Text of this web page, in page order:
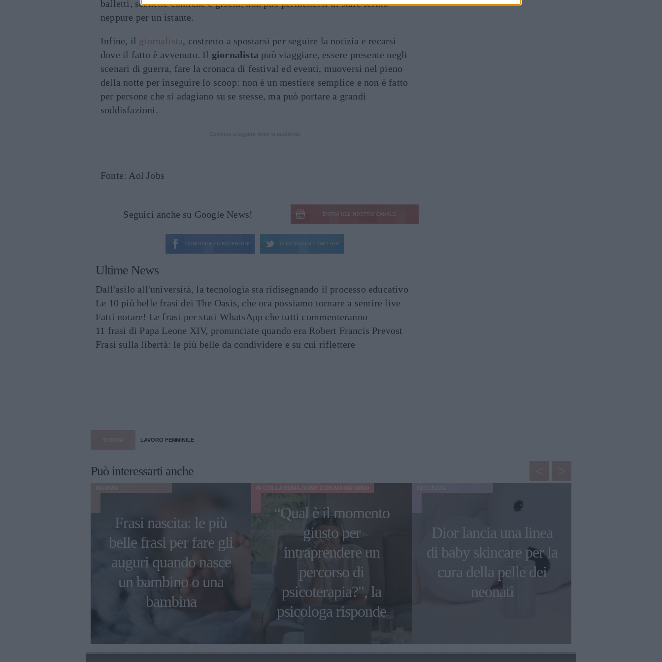
balletti, scenette comiche e giochi, non può permettersi di stare fermo
neppure per un istante.
Infine, il giornalista, costretto a spostarsi per seguire la notizia e recarsi
dove il fatto è avvenuto. Il giornalista può viaggiare, essere presente negli
scenari di guerra, fare la cronaca di festival ed eventi, muoversi nel pieno
della notte per inseguire lo scoop: non è un mestiere semplice e non è fatto
per persone che si adagiano su se stesse, ma può portare a grandi
soddisfazioni.
Fonte: Aol Jobs
Seguici anche su Google News! ENTRA NEL NOSTRO CANALE
CONDIVIDI SU FACEBOOK CONDIVIDI SU TWITTER
Ultime News
Dall'asilo all'università, la tecnologia sta ridisegnando il processo educativo
Le 10 più belle frasi dei The Oasis, che ora possiamo tornare a sentire live
Fatti notare! Le frasi per stati WhatsApp che tutti commenteranno
11 frasi di Papa Leone XIV, pronunciate quando era Robert Francis Prevost
Frasi sulla libertà: le più belle da condividere e su cui riflettere
LAVORO FEMMINILE
Può interessarti anche
Frasi nascita: le più
belle frasi per fare gli
auguri quando nasce
un bambino o una
bambina
“Qual è il momento
giusto per
intraprendere un
percorso di
psicoterapia?", la
psicologa risponde
IN COLLABORAZIONE CON MAMA MIND
Dior lancia una linea
di baby skincare per la
cura della pelle dei
neonati